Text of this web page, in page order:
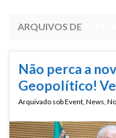
ARQUIVOS DE
Não perca a
Geopolítico!
Arquivado sobEvent, News,